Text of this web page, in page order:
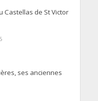
Castellas de St Victor
ses anciennes